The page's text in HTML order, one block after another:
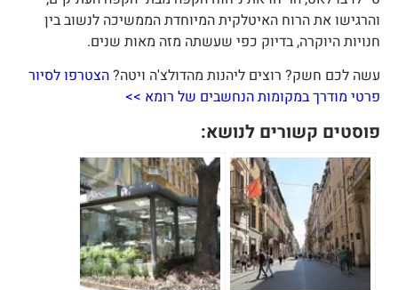
את הרוח האיטלקית המיוחדת הממשיכה לנשוב בין
היוקרה, בדיוק כפי שעשתה מזה מאות שנים.
לכם חשק? רוצים ליהנות מהדולצ'ה ויטה?הצטרפו לסיור
מודרך במקומות הנחשבים של רומא >>
קשורים לנושא: